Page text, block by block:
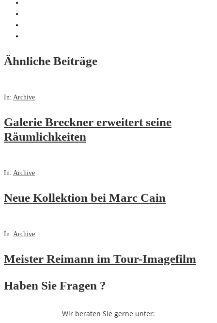
Ähnliche Beiträge
In: Archive
Galerie Breckner erweitert seine
Räumlichkeiten
In: Archive
Neue Kollektion bei Marc Cain
In: Archive
Meister Reimann im Tour-Imagefilm
Haben Sie Fragen ?
Wir beraten Sie gerne unter: